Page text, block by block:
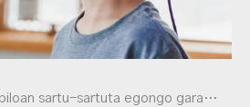
sartu-sartuta egongo gara…